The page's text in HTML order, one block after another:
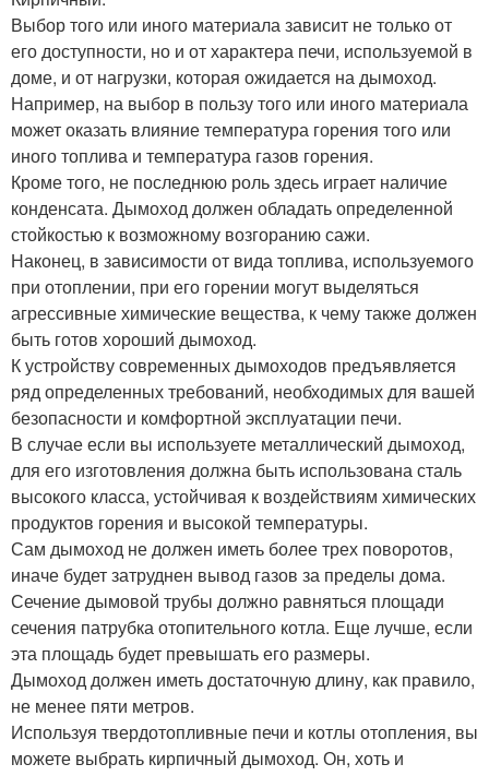
Выбор того или иного материала зависит не только от
его доступности, но и от характера печи, используемой в
доме, и от нагрузки, которая ожидается на дымоход.
Например, на выбор в пользу того или иного материала
может оказать влияние температура горения того или
иного топлива и температура газов горения.
Кроме того, не последнюю роль здесь играет наличие
конденсата. Дымоход должен обладать определенной
стойкостью к возможному возгоранию сажи.
Наконец, в зависимости от вида топлива, используемого
при отоплении, при его горении могут выделяться
агрессивные химические вещества, к чему также должен
быть готов хороший дымоход.
К устройству современных дымоходов предъявляется
ряд определенных требований, необходимых для вашей
безопасности и комфортной эксплуатации печи.
В случае если вы используете металлический дымоход,
для его изготовления должна быть использована сталь
высокого класса, устойчивая к воздействиям химических
продуктов горения и высокой температуры.
Сам дымоход не должен иметь более трех поворотов,
иначе будет затруднен вывод газов за пределы дома.
Сечение дымовой трубы должно равняться площади
сечения патрубка отопительного котла. Еще лучше, если
эта площадь будет превышать его размеры.
Дымоход должен иметь достаточную длину, как правило,
не менее пяти метров.
Используя твердотопливные печи и котлы отопления, вы
можете выбрать кирпичный дымоход. Он, хоть и